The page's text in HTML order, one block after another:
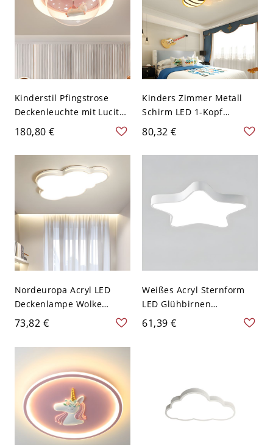
Kinderstil Pfingstrose
Deckenleuchte mit Lucite-
Schirm,
Direktverdrahtung, 1
Licht, Wohnnutzung, LED-
Leuchte, 110V-120V, Pony
180,80 €
Kinders Zimmer Metall
Schirm LED 1-Kopf
Deckenlampe Biene
Design Cartoon
Deckenleuchte - Gelb
80,32 €
Nordeuropa Acryl LED
Deckenlampe Wolke
Weißer Schirm 1-Licht
Deckenleuchte für Kinder
- Weiß 110V-120V 49,53
73,82 €
Weißes Acryl Sternform
LED Glühbirnen
Deckenleuchte für Kinder
- Weiß 110V-120V 30,48
61,39 €